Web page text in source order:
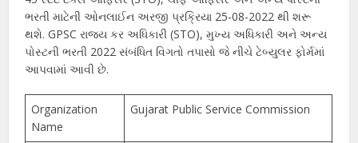
ભરતી માટેની ઓનલાઈન અરજી પ્રક્રિયા 25-08-2022 થી શરૂ
થશે. GPSC રાજ્ય કર અધિકારી (STO), મુખ્ય અધિકારી અને અન્ય
પોસ્ટની ભરતી 2022 સંબંધિત વિગતો તપાસો જે નીચે ટેબ્યુલર ફોર્મમાં
આપવામાં આવી છે.
Organization
Name
Gujarat Public Service Commission